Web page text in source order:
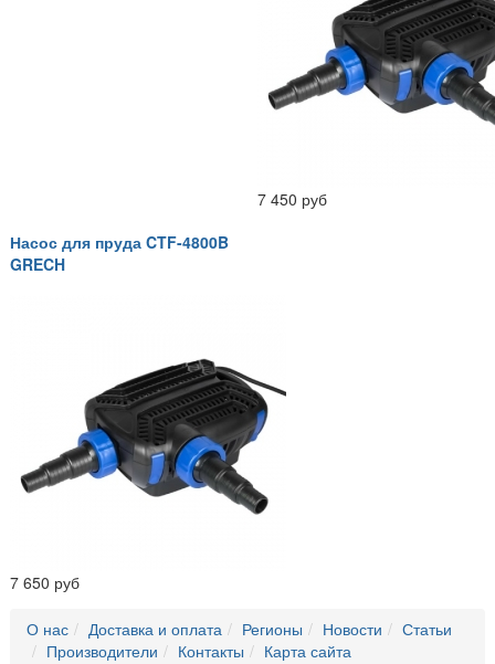
7 450 руб
Насос для пруда CTF-4800B
GRECH
7 650 руб
О нас Доставка и оплата Регионы Новости
Статьи
Производители
Контакты Карта сайта